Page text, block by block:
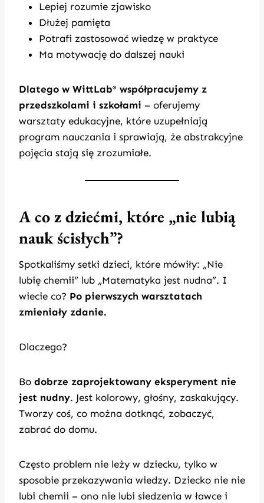
Lepiej rozumie zjawisko
Dłużej pamięta
Potrafi zastosować wiedzę w praktyce
Ma motywację do dalszej nauki
Dlatego w WittLab® współpracujemy z
przedszkolami i szkołami – oferujemy
warsztaty edukacyjne, które uzupełniają
program nauczania i sprawiają, że abstrakcyjne
pojęcia stają się zrozumiałe.
A co z dziećmi, które „nie lubią
nauk ścisłych”?
Spotkaliśmy setki dzieci, które mówiły: „Nie
lubię chemii” lub „Matematyka jest nudna”. I
wiecie co? Po pierwszych warsztatach
zmieniały zdanie.
Dlaczego?
Bo dobrze zaprojektowany eksperyment nie
jest nudny. Jest kolorowy, głośny, zaskakujący.
Tworzy coś, co można dotknąć, zobaczyć,
zabrać do domu.
Często problem nie leży w dziecku, tylko w
sposobie przekazywania wiedzy. Dziecko nie nie
lubi chemii – ono nie lubi siedzenia w ławce i